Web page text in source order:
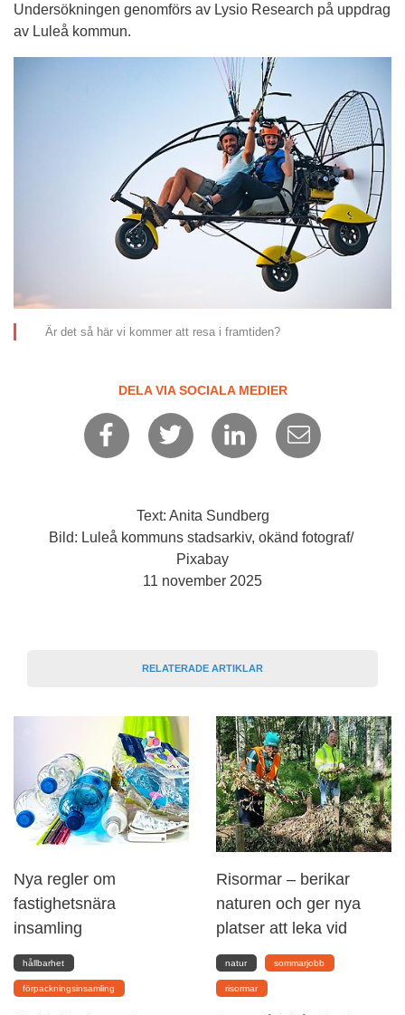
Undersökningen genomförs av Lysio Research på uppdrag
av Luleå kommun.
Är det så här vi kommer att resa i framtiden?
DELA VIA SOCIALA MEDIER
Text: Anita Sundberg
Bild: Luleå kommuns stadsarkiv, okänd fotograf/
Pixabay
11 november 2025
RELATERADE ARTIKLAR
Nya regler om
fastighetsnära
insamling
hållbarhet
förpackningsinsamling
Risormar – berikar
naturen och ger nya
platser att leka vid
natur sommarjobb
risormar